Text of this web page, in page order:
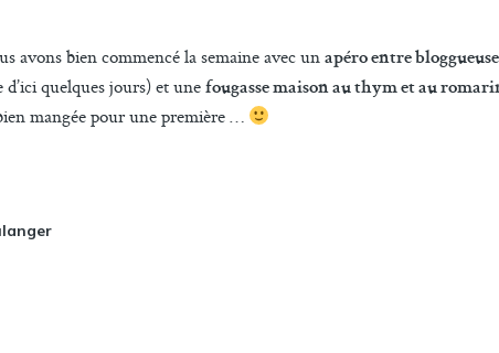
avons bien commencé la semaine avec un apéro entre
d’ici quelques jours) et une fougasse maison au thym et au
mangée pour une première …